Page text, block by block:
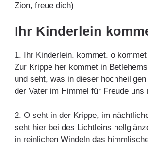
Zion, freue dich)
Ihr Kinderlein
1. Ihr Kinderlein, kommet, o
Zur Krippe her kommet in Betlehems
und seht, was in dieser
der Vater im Himmel für Freude uns
2. O seht in der Krippe, im
seht hier bei des Lichtleins
in reinlichen Windeln das